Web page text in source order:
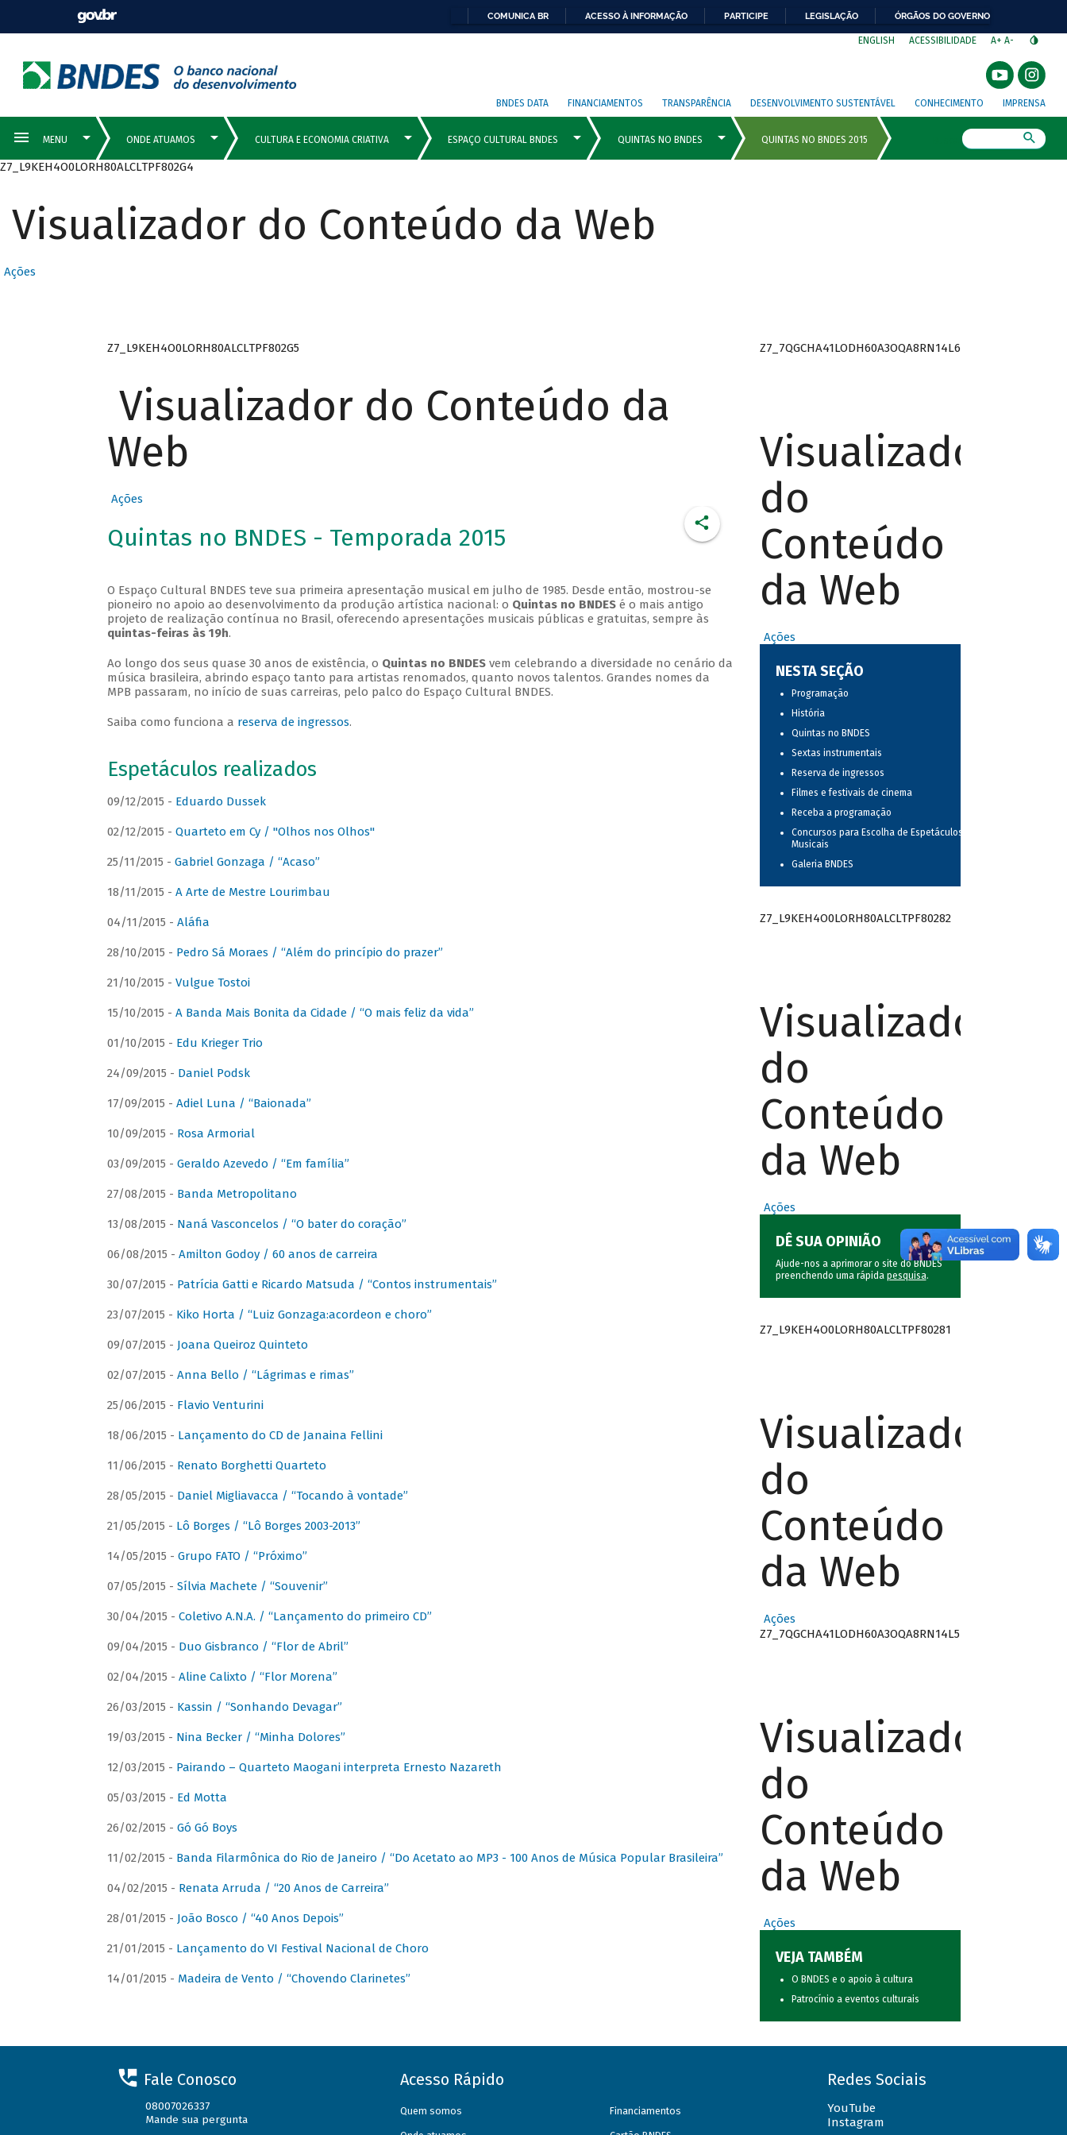
COMUNICA BR ACESSO À INFORMAÇÃO PARTICIPE LEGISLAÇÃO ÓRGÃOS DO GOVERNO
ENGLISH ACESSIBILIDADE A+ A-
BNDES DATA FINANCIAMENTOS TRANSPARÊNCIA DESENVOLVIMENTO SUSTENTÁVEL CONHECIMENTO IMPRENSA
Z7_L9KEH4O0LORH80ALCLTPF802G4
Visualizador do Conteúdo da Web
Ações
Z7_L9KEH4O0LORH80ALCLTPF802G5
Visualizador do Conteúdo da
Web
Ações
Quintas no BNDES - Temporada 2015
O Espaço Cultural BNDES teve sua primeira apresentação musical em julho de 1985. Desde então, mostrou-se
pioneiro no apoio ao desenvolvimento da produção artística nacional: o Quintas no BNDESé o mais antigo
projeto de realização contínua no Brasil, oferecendo apresentações musicais públicas e gratuitas, sempre às
quintas-feiras às 19h.
Ao longo dos seus quase 30 anos de existência, o Quintas no BNDESvem celebrando a diversidade no cenário da
música brasileira, abrindo espaço tanto para artistas renomados, quanto novos talentos. Grandes nomes da
MPB passaram, no início de suas carreiras, pelo palco do Espaço Cultural BNDES.
Saiba como funciona a reserva de ingressos.
Espetáculos realizados
09/12/2015 - Eduardo Dussek
02/12/2015 - Quarteto em Cy / "Olhos nos Olhos"
25/11/2015 - Gabriel Gonzaga / “Acaso”
18/11/2015 - A Arte de Mestre Lourimbau
04/11/2015 - Aláfia
28/10/2015 - Pedro Sá Moraes / “Além do princípio do prazer”
21/10/2015 - Vulgue Tostoi
15/10/2015 - A Banda Mais Bonita da Cidade / “O mais feliz da vida”
01/10/2015 - Edu Krieger Trio
24/09/2015 - Daniel Podsk
17/09/2015 - Adiel Luna / “Baionada”
10/09/2015 - Rosa Armorial
03/09/2015 - Geraldo Azevedo / “Em família”
27/08/2015 - Banda Metropolitano
13/08/2015 - Naná Vasconcelos / “O bater do coração”
06/08/2015 - Amilton Godoy / 60 anos de carreira
30/07/2015 - Patrícia Gatti e Ricardo Matsuda / “Contos instrumentais”
23/07/2015 - Kiko Horta / “Luiz Gonzaga:acordeon e choro”
09/07/2015 - Joana Queiroz Quinteto
02/07/2015 - Anna Bello / “Lágrimas e rimas”
25/06/2015 - Flavio Venturini
18/06/2015 - Lançamento do CD de Janaina Fellini
11/06/2015 - Renato Borghetti Quarteto
28/05/2015 - Daniel Migliavacca / “Tocando à vontade”
21/05/2015 - Lô Borges / “Lô Borges 2003-2013”
14/05/2015 - Grupo FATO / “Próximo”
07/05/2015 - Sílvia Machete / “Souvenir”
30/04/2015 - Coletivo A.N.A. / “Lançamento do primeiro CD”
09/04/2015 - Duo Gisbranco / “Flor de Abril”
02/04/2015 - Aline Calixto / “Flor Morena”
26/03/2015 - Kassin / “Sonhando Devagar”
19/03/2015 - Nina Becker / “Minha Dolores”
12/03/2015 - Pairando – Quarteto Maogani interpreta Ernesto Nazareth
05/03/2015 - Ed Motta
26/02/2015 - Gó Gó Boys
11/02/2015 - Banda Filarmônica do Rio de Janeiro / “Do Acetato ao MP3 - 100 Anos de Música Popular Brasileira”
04/02/2015 - Renata Arruda / “20 Anos de Carreira”
28/01/2015 - João Bosco / “40 Anos Depois”
21/01/2015 - Lançamento do VI Festival Nacional de Choro
14/01/2015 - Madeira de Vento / “Chovendo Clarinetes”
Z7_7QGCHA41LODH60A3OQA8RN14L6
Visualizador
do
Conteúdo
da Web
Ações
NESTA SEÇÃO
Programação
História
Quintas no BNDES
Sextas instrumentais
Reserva de ingressos
Filmes e festivais de cinema
Receba a programação
Concursos para Escolha de Espetáculos
Musicais
Galeria BNDES
Z7_L9KEH4O0LORH80ALCLTPF80282
Visualizador
do
Conteúdo
da Web
Ações
DÊ SUA OPINIÃO
Ajude-nos a aprimorar o site do BNDES
preenchendo uma rápida pesquisa.
Z7_L9KEH4O0LORH80ALCLTPF80281
Visualizador
do
Conteúdo
da Web
Ações
Z7_7QGCHA41LODH60A3OQA8RN14L5
Visualizador
do
Conteúdo
da Web
Ações
VEJA TAMBÉM
O BNDES e o apoio à cultura
Patrocínio a eventos culturais
Fale Conosco
08007026337
Mande sua pergunta
Acesso Rápido
Quem somos Financiamentos
Redes Sociais
YouTube
Instagram